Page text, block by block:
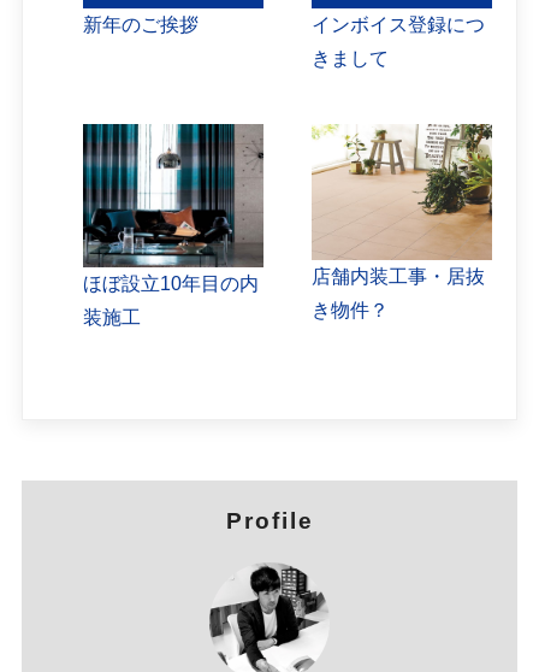
新年のご挨拶
インボイス登録につ
きまして
ほぼ設立10年目の内
装施工
店舗内装工事・居抜
き物件？
Profile